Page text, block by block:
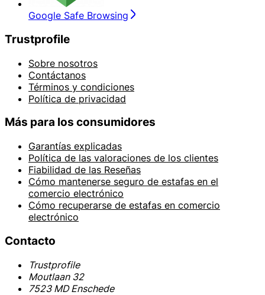
Google Safe Browsing
Trustprofile
Sobre nosotros
Contáctanos
Términos y condiciones
Política de privacidad
Más para los consumidores
Garantías explicadas
Política de las valoraciones de los clientes
Fiabilidad de las Reseñas
Cómo mantenerse seguro de estafas en el
comercio electrónico
Cómo recuperarse de estafas en comercio
electrónico
Contacto
Trustprofile
Moutlaan 32
7523 MD Enschede